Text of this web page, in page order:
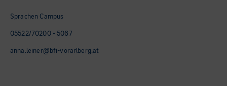
Sprachen Campus
05522/70200 - 5067
anna.leiner@bfi-vorarlberg.at